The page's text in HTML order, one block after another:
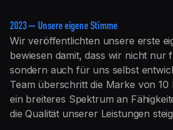
2023 — Unsere eigene Stimme
Wir veröffentlichten unsere erste
bewiesen damit, dass wir nicht nur
sondern auch für uns selbst
Team überschritt die Marke von 10
ein breiteres Spektrum an
die Qualität unserer Leistungen